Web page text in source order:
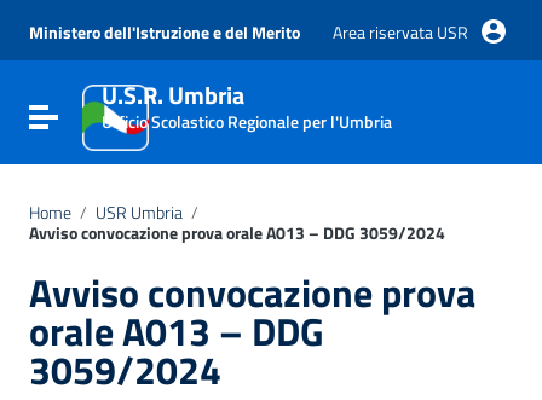
Vai al menu di navigazione
Vai al footer
Ministero dell'Istruzione e del Merito Area riservata USR
Attiva / disattiva la navigazione
U.S.R. Umbria
Ufficio Scolastico Regionale per l'Umbria
Home / USR Umbria /
Avviso convocazione prova orale A013 – DDG 3059/2024
Avviso convocazione prova
orale A013 – DDG
3059/2024